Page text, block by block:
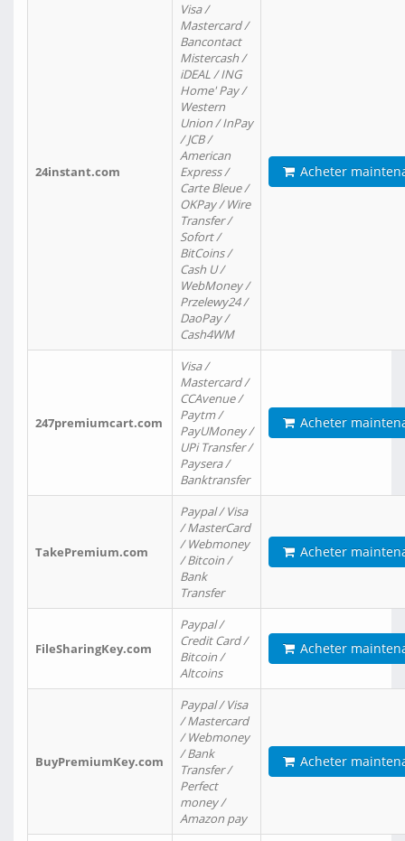
24instant.com
Visa /
Mastercard /
Bancontact
Mistercash /
iDEAL / ING
Home' Pay /
Western
Union / InPay
/ JCB /
American
Express /
Carte Bleue /
OKPay / Wire
Transfer /
Sofort /
BitCoins /
Cash U /
WebMoney /
Przelewy24 /
DaoPay /
Cash4WM
Acheter
247premiumcart.com
Visa /
Mastercard /
CCAvenue /
Paytm /
PayUMoney /
UPi Transfer /
Paysera /
Banktransfer
Acheter
TakePremium.com
Paypal / Visa
/ MasterCard
/ Webmoney
/ Bitcoin /
Bank
Transfer
Acheter
FileSharingKey.com
Paypal /
Credit Card /
Bitcoin /
Altcoins
Acheter
BuyPremiumKey.com
Paypal / Visa
/ Mastercard
/ Webmoney
/ Bank
Transfer /
Perfect
money /
Amazon pay
Acheter